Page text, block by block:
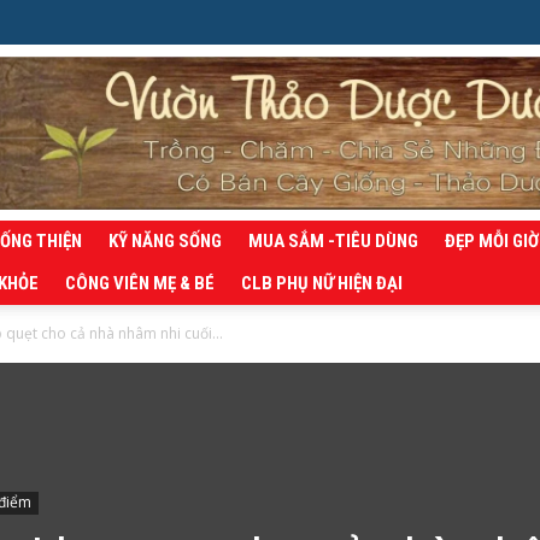
THIỆN KỸ NĂNG SỐNG MUA SẮM -TIÊU DÙNG
ĐẸP MỖI GIỜ
CÔNG VIÊN MẸ & BÉ CLB PHỤ NỮ HIỆN ĐẠI
cho cả nhà nhâm nhi cuối...